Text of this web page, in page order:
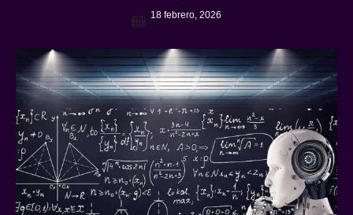
18 febrero, 2026